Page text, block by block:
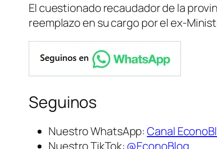
El cuestionado recaudador de la
reemplazo en su cargo por el ex-
Seguinos
Nuestro WhatsApp:Canal